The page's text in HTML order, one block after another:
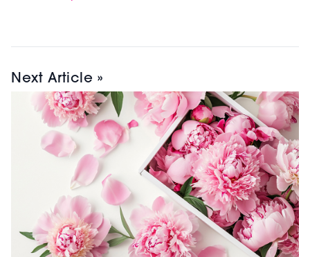
Next Article »